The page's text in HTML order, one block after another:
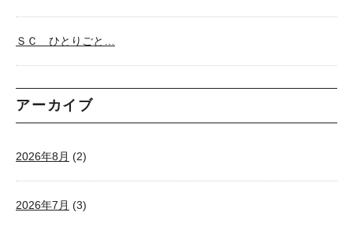
ＳＣ ひとりごと…
アーカイブ
2026年8月 (2)
2026年7月 (3)